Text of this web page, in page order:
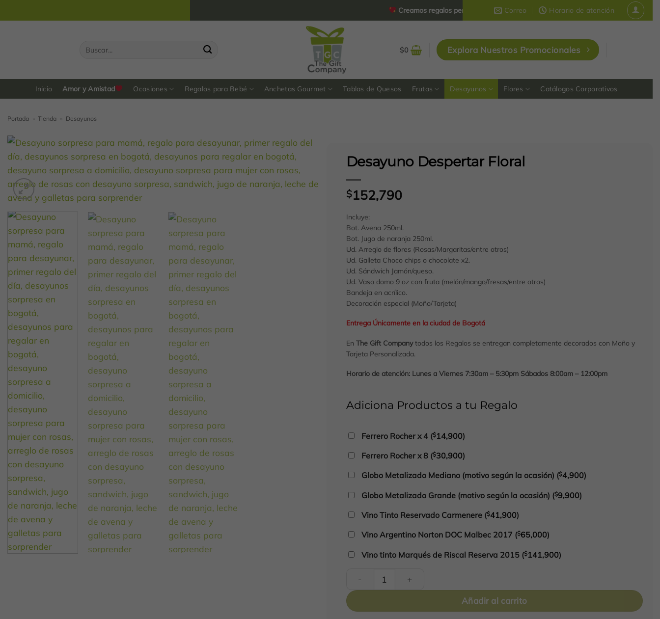
al
Creamos regalos personalizados y corporativos que dejan huella en Colombia
Correo Horario de atención
$0 Explora Nuestros Promocionales
Inicio Amor y Amistad Ocasiones Regalos para Bebé Anchetas Gourmet Tablas de Quesos Frutas Desayunos Flores Catálogos Corporativos
Portada » Tienda » Desayunos
Desayuno Despertar Floral
$152,790
Incluye:
Bot. Avena 250ml.
Bot. Jugo de naranja 250ml.
Ud. Arreglo de flores (Rosas/Margaritas/entre otros)
Ud. Galleta Choco chips o chocolate x2.
Ud. Sándwich Jamón/queso.
Ud. Vaso domo 9 oz con fruta (melón/mango/fresas/entre otros)
Bandeja en acrílico.
Decoración especial (Moño/Tarjeta)
Entrega Únicamente en la ciudad de Bogotá
En The Gift Companytodos los Regalos se entregan completamente decorados con Moño y
Tarjeta Personalizada.
Horario de atención: Lunes a Viernes 7:30am – 5:30pm Sábados 8:00am – 12:00pm
Adiciona Productos a tu Regalo
Ferrero Rocher x 4($14,900)
Ferrero Rocher x 8($30,900)
Globo Metalizado Mediano (motivo según la ocasión) ($4,900)
Globo Metalizado Grande (motivo según la ocasión) ($9,900)
Vino Tinto Reservado Carmenere($41,900)
Vino Argentino Norton DOC Malbec 2017 ($65,000)
Vino tinto Marqués de Riscal Reserva 2015($141,900)
Añadir al carrito